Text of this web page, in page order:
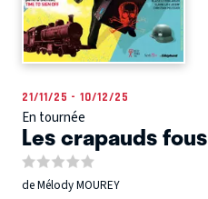
21/11/25 - 10/12/25
En tournée
Les crapauds fous
de Mélody MOUREY